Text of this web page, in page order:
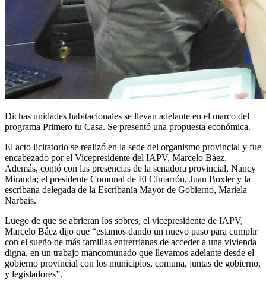
Dichas unidades habitacionales se llevan adelante en el marco del
programa Primero tu Casa. Se presentó una propuesta económica.
El acto licitatorio se realizó en la sede del organismo provincial y fue
encabezado por el Vicepresidente del IAPV, Marcelo Báez.
Además, contó con las presencias de la senadora provincial, Nancy
Miranda; el presidente Comunal de El Cimarrón, Juan Boxler y la
escribana delegada de la Escribanía Mayor de Gobierno, Mariela
Narbais.
Luego de que se abrieran los sobres, el vicepresidente de IAPV,
Marcelo Báez dijo que “estamos dando un nuevo paso para cumplir
con el sueño de más familias entrerrianas de acceder a una vivienda
digna, en un trabajo mancomunado que llevamos adelante desde el
gobierno provincial con los municipios, comuna, juntas de gobierno,
y legisladores”.